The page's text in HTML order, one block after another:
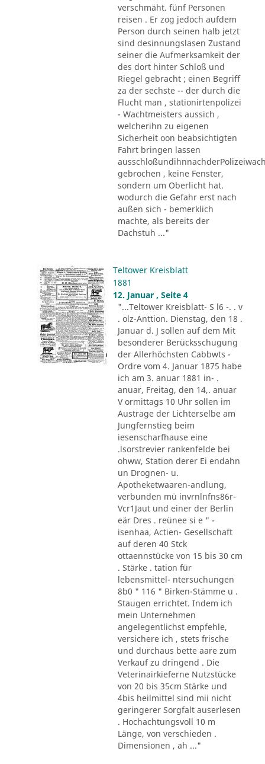
verschmäht. fünf Personen
reisen . Er zog jedoch aufdem
Person durch seinen halb jetzt
sind desinnungslasen Zustand
seiner die Aufmerksamkeit der
des dort hinter Schloß und
Riegel gebracht ; einen Begriff
za der sechste -- der durch die
Flucht man , stationirtenpolizei
- Wachtmeisters aussich ,
welcherihn zu eigenen
Sicherheit oon beabsichtigten
Fahrt bringen lassen
gebrochen , keine Fenster,
sondern um Oberlicht hat.
wodurch die Gefahr erst nach
außen sich - bemerklich
machte, als bereits der
Dachstuh ..."
Teltower Kreisblatt
1881
12. Januar , Seite 4
"...Teltower Kreisblatt- S l6 -. . v
. olz-Anttion. Dienstag, den 18 .
Januar d. J sollen auf dem Mit
besonderer Berücksschugung
der Allerhöchsten Cabbwts -
Ordre vom 4. Januar 1875 habe
ich am 3. anuar 1881 in- .
anuar, Freitag, den 14,. anuar
V ormittags 10 Uhr sollen im
Austrage der Lichterselbe am
Jungfernstieg beim
iesenscharfhause eine
.lsorstrevier rankenfelde bei
ohww, Station derer Ei endahn
un Drognen- u.
Apotheketwaaren-andlung,
verbunden mü invrnlnfns86r-
Vcr1Jaut und einer der Berlin
eär Dres . reünee si e " -
isenhaa, Actien- Gesellschaft
auf deren 40 Stck
ottaennstücke von 15 bis 30 cm
. Stärke . tation für
lebensmittel- ntersuchungen
8b0 " 116 " Birken-Stämme u .
Staugen errichtet. Indem ich
mein Unternehmen
angelegentlichst empfehle,
versichere ich , stets frische
und durchaus bette aare zum
Verkauf zu dringend . Die
Veterinairkieferne Nutzstücke
von 20 bis 35cm Stärke und
4bis heilmittel sind mii nicht
geringerer Sorgfalt auserlesen
. Hochachtungsvoll 10 m
Länge, von verschieden .
Dimensionen , ah ..."